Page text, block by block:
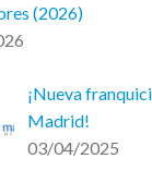
(2026)
¡Nueva
Madrid!
03/04/2025